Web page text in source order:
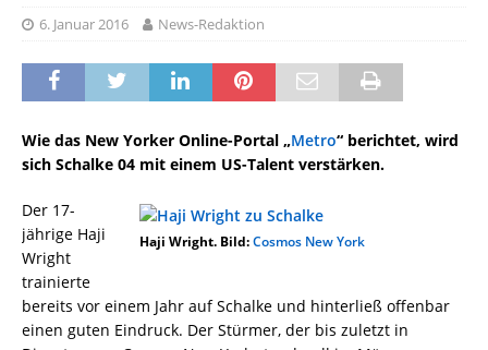
6. Januar 2016 News-Redaktion
Wie das New Yorker Online-Portal „Metro“ berichtet, wird
sich Schalke 04 mit einem US-Talent verstärken.
Haji Wright. Bild:Cosmos New York
Der 17-
jährige Haji
Wright
trainierte
bereits vor einem Jahr auf Schalke und hinterließ offenbar
einen guten Eindruck. Der Stürmer, der bis zuletzt in